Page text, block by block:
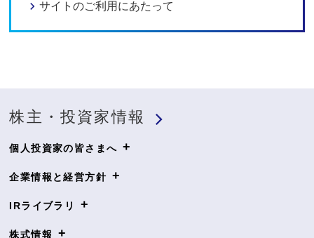
サイトのご利用にあたって
株主・投資家情報
個人投資家の皆さまへ +
企業情報と経営方針 +
IRライブラリ +
株式情報 +